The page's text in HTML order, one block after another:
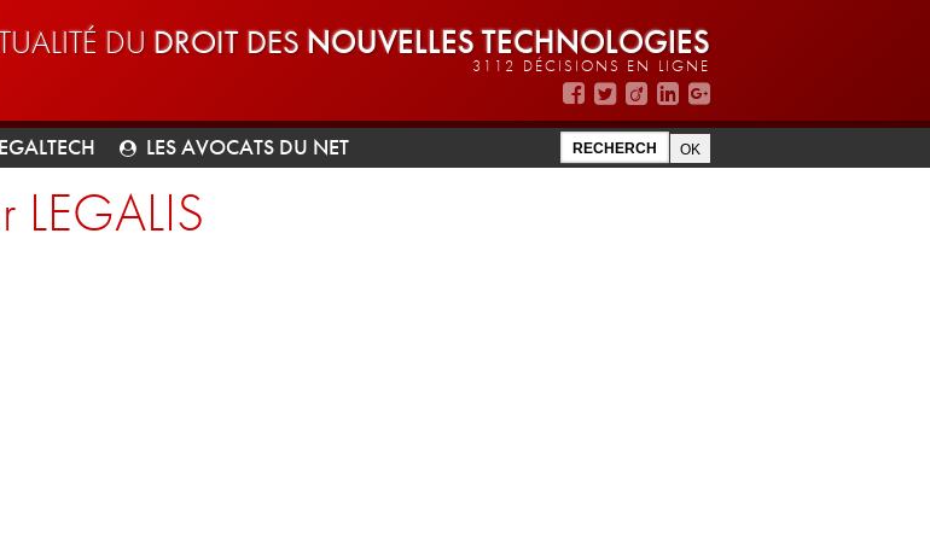
DU DROIT DES NOUVELLES TECHNOLOGIES
3112 DÉCISIONS EN LIGNE
LES AVOCATS DU NET
LEGALIS